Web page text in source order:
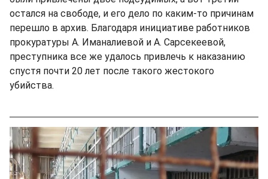
остался на свободе, и его дело по каким-то причинам
перешло в архив. Благодаря инициативе работников
прокуратуры А. Иманалиевой и А. Сарсекеевой,
преступника все же удалось привлечь к наказанию
спустя почти 20 лет после такого жестокого
убийства.